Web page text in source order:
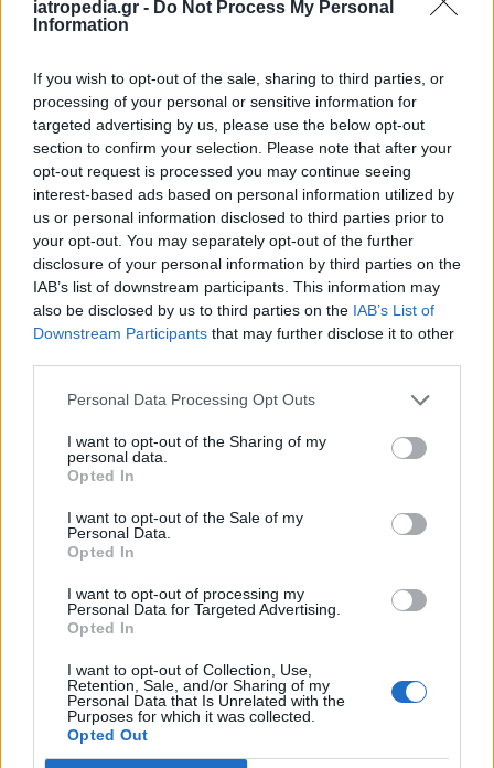
iatropedia.gr - Do Not Process My Personal
Information
If you wish to opt-out of the sale, sharing to third parties, or
processing of your personal or sensitive information for
targeted advertising by us, please use the below opt-out
section to confirm your selection. Please note that after your
opt-out request is processed you may continue seeing
interest-based ads based on personal information utilized by
us or personal information disclosed to third parties prior to
your opt-out. You may separately opt-out of the further
disclosure of your personal information by third parties on the
IAB’s list of downstream participants. This information may
also be disclosed by us to third parties on the IAB’s List of
Downstream Participants that may further disclose it to other
Personal Data Processing Opt Outs
I want to opt-out of the Sharing of my
personal data.
Opted In
I want to opt-out of the Sale of my
Personal Data.
Opted In
I want to opt-out of processing my
Personal Data for Targeted Advertising.
Opted In
I want to opt-out of Collection, Use,
Retention, Sale, and/or Sharing of my
Personal Data that Is Unrelated with the
Purposes for which it was collected.
Opted Out
ΡΟΗ ΕΙΔΗΣΕΩΝ
ΕΙΔΗΣΕΙΣ 06 Αυγούστου 2026 12:19
Η τηλεργασία ίσως δεν είναι τόσο ιδανική: Ο
αποσύνδεση»
ΟΜΟΡΦΙΑ 06 Αυγούστου 2026
Skinimalism το καλοκαίρι: Γιατί η επιδερμίδα μας
ΕΙΔΗΣΕΙΣ 06 Αυγούστου 2026 10:46
Νοσοκομείο Νίκαιας: Καταγγελίες εργαζομένων για
απευθείας ανάθεση στην καθαριότητα